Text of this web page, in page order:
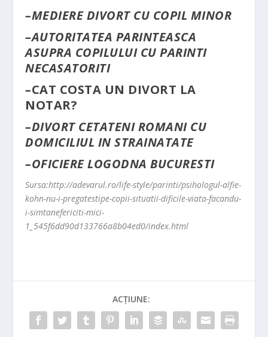
–MEDIERE DIVORT CU COPIL MINOR
–AUTORITATEA PARINTEASCA
ASUPRA COPILULUI CU PARINTI
NECASATORITI
–CAT COSTA UN DIVORT LA
NOTAR?
–DIVORT CETATENI ROMANI CU
DOMICILIUL IN STRAINATATE
–OFICIERE LOGODNA BUCURESTI
Sursa:http://adevarul.ro/life-style/parinti/psihologul-alfie-
kohn-nu-i-pregatestipe-copii-situatii-dificile-viata-facandu-
i-simtanefericiti-mici-
1_545f6dd90d133766a8b04ed0/index.html
ACȚIUNE: